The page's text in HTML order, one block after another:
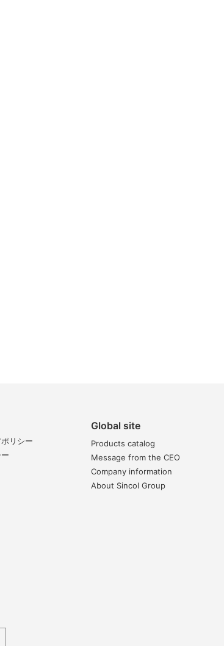
リシー
Global site
Products catalog
Message from the CEO
Company information
About Sincol Group